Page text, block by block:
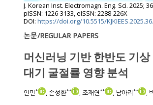
J. Korean Inst. Electromagn. Eng. Sci. 2025; 36
pISSN: 1226-3133, eISSN: 2288-226X
DOI: https://doi.org/10.5515/
논문/REGULAR PAPERS
머신러닝 기반 한반도 기상
대기 굴절률 영향 분석
안민* , 손성환** , 조재연** , 남아리** ,